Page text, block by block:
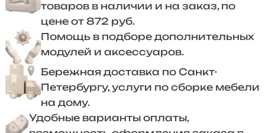
товаров в наличии и на заказ, по
цене от 872 руб.
Помощь в подборе дополнительных
модулей и аксессуаров.
Бережная доставка по Санкт-
Петербургу, услуги по сборке мебели
на дому.
Удобные варианты оплаты,